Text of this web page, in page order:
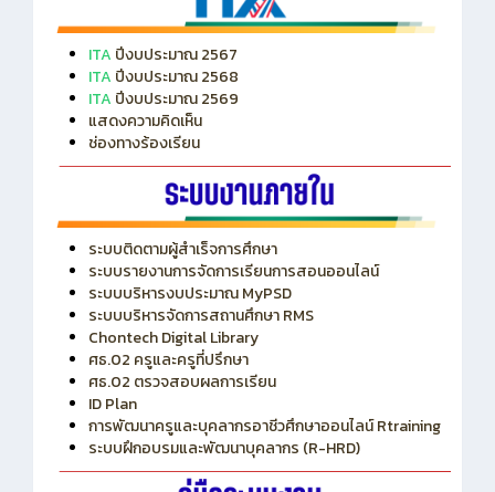
ITA ปีงบประมาณ 2567
ITA ปีงบประมาณ 2568
ITAปีงบประมาณ 2569
แสดงความคิดเห็น
ช่องทางร้องเรียน
ระบบติดตามผู้สำเร็จการศึกษา
ระบบรายงานการจัดการเรียนการสอนออนไลน์
ระบบบริหารงบประมาณ MyPSD
ระบบบริหารจัดการสถานศึกษา RMS
Chontech Digital Library
ศธ.02 ครูและครูที่ปรึกษา
ศธ.02 ตรวจสอบผลการเรียน
ID Plan
การพัฒนาครูและบุคลากรอาชีวศึกษาออนไลน์ Rtraining
ระบบฝึกอบรมและพัฒนาบุคลากร (R-HRD)